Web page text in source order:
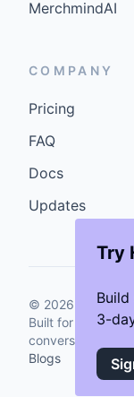
Try
3-
MerchmindAI
COMPANY
Pricing
FAQ
Docs
Updates
© 2026
Built for
conversions.
Blogs